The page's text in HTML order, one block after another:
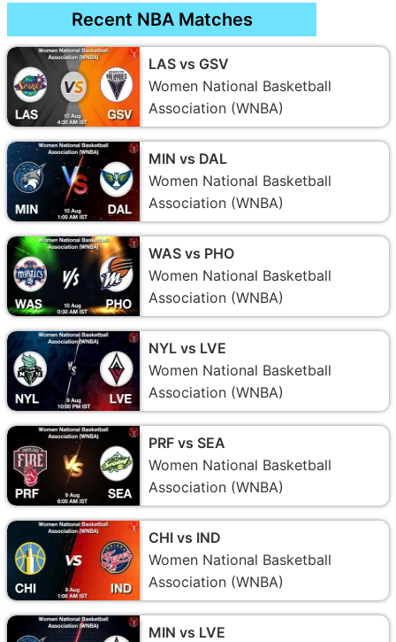
Recent NBA Matches
LAS vs GSV
Women National Basketball
Association (WNBA)
MIN vs DAL
Women National Basketball
Association (WNBA)
WAS vs PHO
Women National Basketball
Association (WNBA)
NYL vs LVE
Women National Basketball
Association (WNBA)
PRF vs SEA
Women National Basketball
Association (WNBA)
CHI vs IND
Women National Basketball
Association (WNBA)
MIN vs LVE